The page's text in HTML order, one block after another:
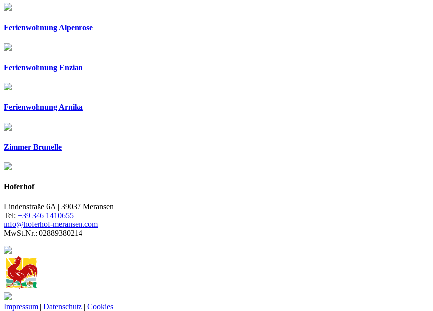
Ferienwohnung Alpenrose
Ferienwohnung Enzian
Ferienwohnung Arnika
Zimmer Brunelle
Hoferhof
Lindenstraße 6A | 39037 Meransen
Tel: +39 346 1410655
info@hoferhof-meransen.com
MwSt.Nr.: 02889380214
Impressum | Datenschutz | Cookies